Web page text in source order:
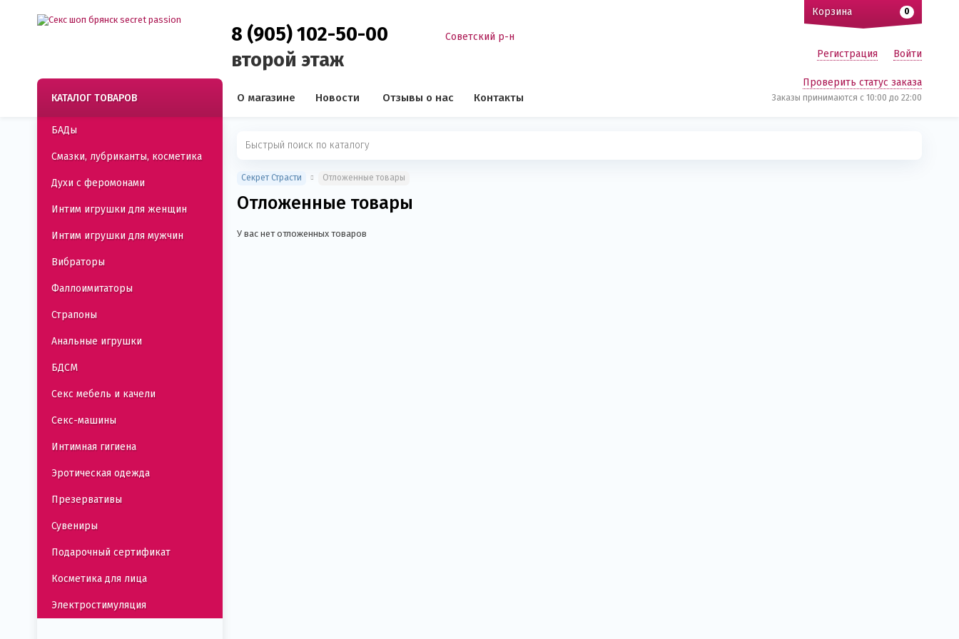
8 (905) 102-50-00
второй этаж
Советский р-н
Регистрация
Войти
КАТАЛОГ ТОВАРОВ О магазине Новости Отзывы о нас Контакты
Проверить статус заказа
Заказы принимаются c 10:00 до 22:00
БАДы
Смазки, лубриканты, косметика
Духи с феромонами
Интим игрушки для женщин
Интим игрушки для мужчин
Вибраторы
Фаллоимитаторы
Страпоны
Анальные игрушки
БДСМ
Секс мебель и качели
Секс-машины
Интимная гигиена
Эротическая одежда
Презервативы
Сувениры
Подарочный сертификат
Косметика для лица
Электростимуляция
Секрет Страсти Отложенные товары
Отложенные товары
У вас нет отложенных товаров
Корзина 0